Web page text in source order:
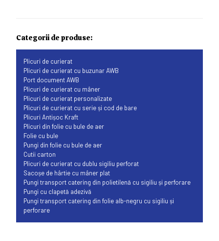
Categorii de produse:
Plicuri de curierat
Plicuri de curierat cu buzunar AWB
Port document AWB
Plicuri de curierat cu mâner
Plicuri de curierat personalizate
Plicuri de curierat cu serie și cod de bare
Plicuri Antișoc Kraft
Plicuri din folie cu bule de aer
Folie cu bule
Pungi din folie cu bule de aer
Cutii carton
Plicuri de curierat cu dublu sigiliu perforat
Sacoșe de hârtie cu mâner plat
Pungi transport catering din polietilenă cu sigiliu și perforare
Pungi cu clapetă adezivă
Pungi transport catering din folie alb-negru cu sigiliu și
perforare